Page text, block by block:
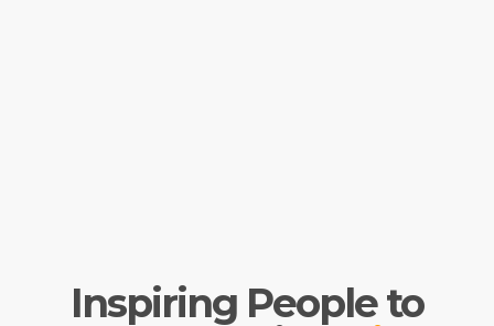
Inspiring People to